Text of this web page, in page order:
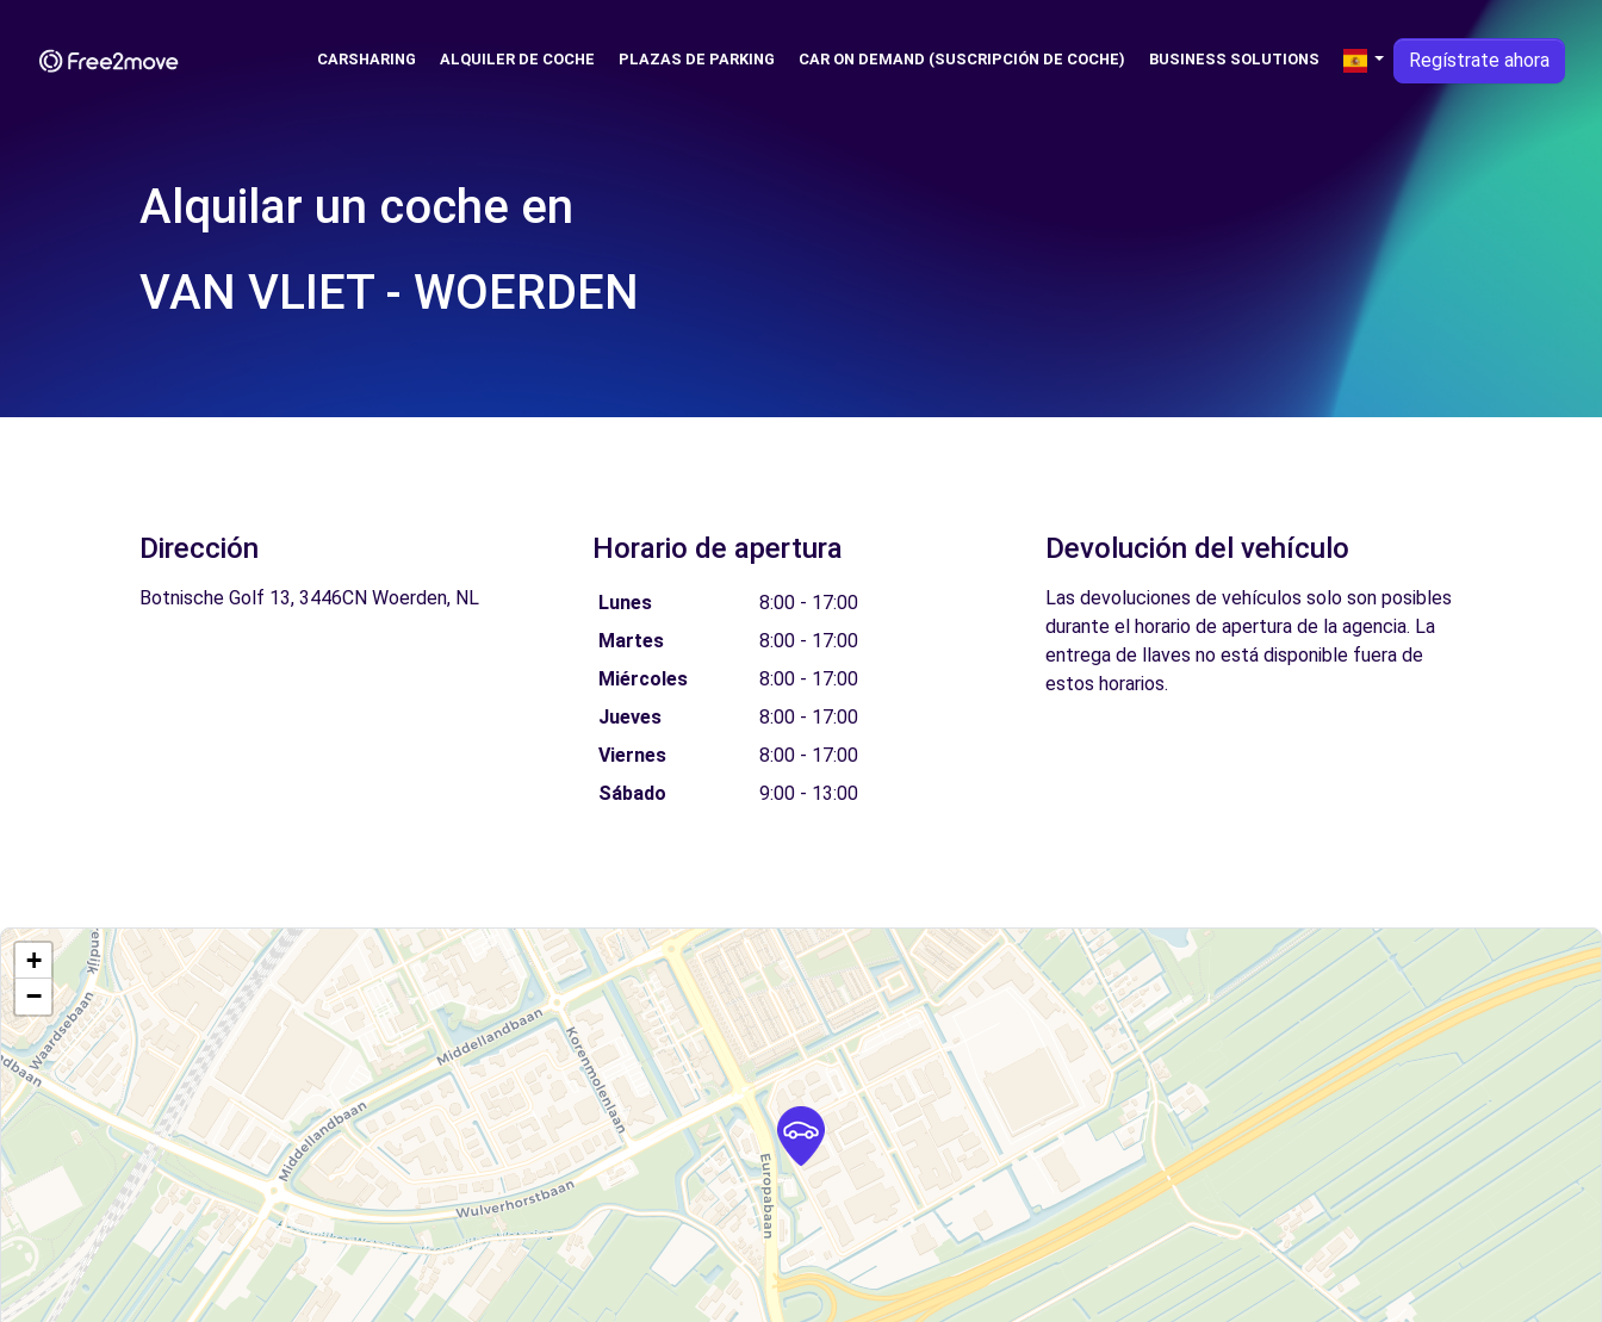
CARSHARING ALQUILER DE COCHE PLAZAS DE PARKING CAR ON DEMAND (SUSCRIPCIÓN DE COCHE) BUSINESS SOLUTIONS Regístrate ahora
Alquilar un coche en
VAN VLIET - WOERDEN
Dirección
Botnische Golf 13, 3446CN Woerden, NL
Horario de apertura
Lunes
8:00 - 17:00
Martes
8:00 - 17:00
Miércoles
8:00 - 17:00
Jueves
8:00 - 17:00
Viernes
8:00 - 17:00
Sábado
9:00 - 13:00
Devolución del vehículo
Las devoluciones de vehículos solo son posibles
durante el horario de apertura de la agencia. La
entrega de llaves no está disponible fuera de
estos horarios.
+
−